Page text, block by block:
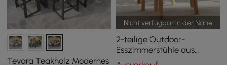
Tevara Teakholz Modernes
Nicht verfügbar in der Nähe
2-teilige Outdoor-
Esszimmerstühle aus
Akazienholz und